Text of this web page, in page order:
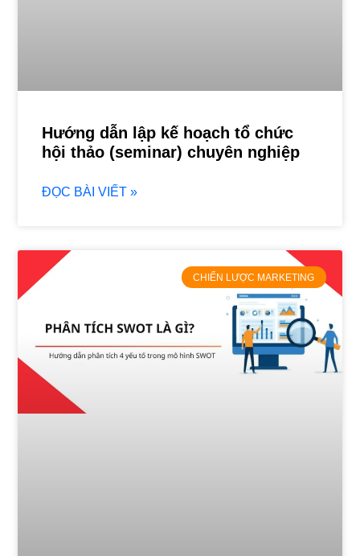
Hướng dẫn lập kế hoạch tổ chức
hội thảo (seminar) chuyên nghiệp
ĐỌC BÀI VIẾT »
CHIẾN LƯỢC MARKETING